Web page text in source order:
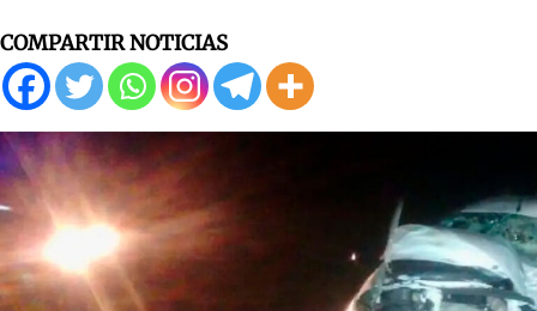
COMPARTIR NOTICIAS